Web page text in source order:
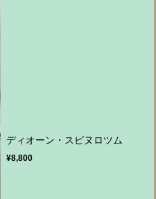
ディオーン・スピヌロツム
¥8,800